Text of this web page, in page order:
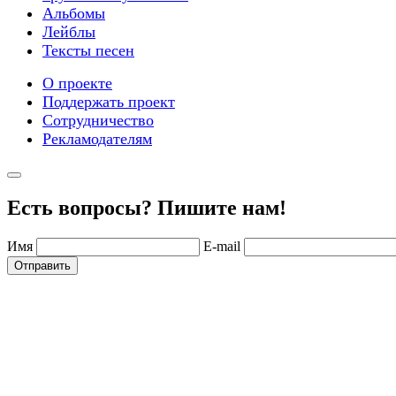
Альбомы
Лейблы
Тексты песен
О проекте
Поддержать проект
Сотрудничество
Рекламодателям
Есть вопросы? Пишите нам!
Имя E-mail